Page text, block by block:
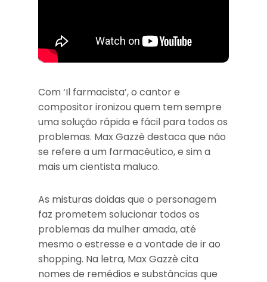
Com ‘Il farmacista’, o cantor e
compositor ironizou quem tem sempre
uma solução rápida e fácil para todos os
problemas. Max Gazzè destaca que não
se refere a um farmacêutico, e sim a
mais um cientista maluco.
As misturas doidas que o personagem
faz prometem solucionar todos os
problemas da mulher amada, até
mesmo o estresse e a vontade de ir ao
shopping. Na letra, Max Gazzè cita
nomes de remédios e substâncias que